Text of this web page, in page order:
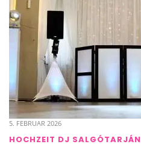
5. FEBRUAR 2026
HOCHZEIT DJ SALGÓTARJÁN